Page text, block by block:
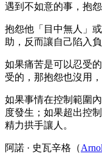
遇到不如意的事，抱
抱怨他「目中無人」
助，反而讓自己陷入
如果痛苦是可以忍受
受的，那抱怨也沒用
如果事情在控制範圍
度發生；如果超出控
精力拱手讓人。
阿諾 · 史瓦辛格（